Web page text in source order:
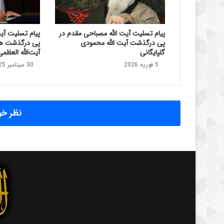
پیام تسلیت آیت الله مصباحی مقدم در
پی درگذشت آیت الله محمودی
گلپایگانی
5 فوریه 2026
پیام تسلیت
پی درگذشت
آیت‌الله
30 سپتامبر 2025
نظر